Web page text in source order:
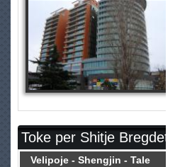
Toke per Shitje Bregdet
Velipoje - Shengjin - Tale